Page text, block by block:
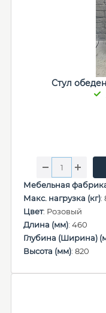
Стул
Мебельная
Макс. нагрузка (кг):
Цвет: Розовый
Длина (мм): 460
Глубина (Ширина)
Высота (мм): 820